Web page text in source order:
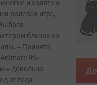
и ходят на
ролевая игра,
близок со
– Принято
It!»
– довольно
от года